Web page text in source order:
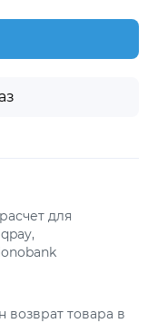
для
возврат товара в